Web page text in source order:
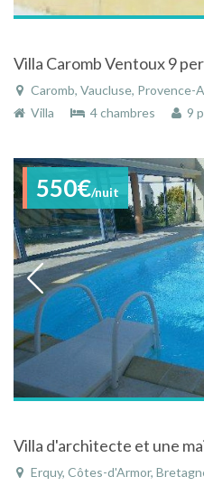
Caromb, Vaucluse, Provence-
Villa
4 chambres 9
550€/nuit
Erquy, Côtes-d'Armor,